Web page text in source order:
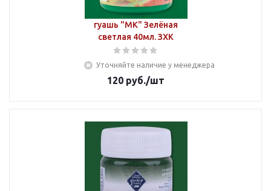
гуашь "МК" Зелёная
светлая 40мл. ЗХК
Уточняйте наличие у менеджера
120 руб./шт